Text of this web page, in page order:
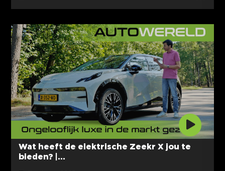
Wat heeft de elektrische Zeekr X jou te
bieden? |...